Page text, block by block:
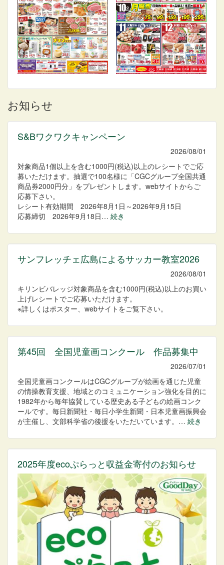
お知らせ
S&Bワクワクキャンペーン
2026/08/01
対象商品1個以上を含む1000円(税込)以上のレシートでご応
募いただけます。抽選で100名様に「CGCグループ全国共通
商品券2000円分」をプレゼントします。webサイトからご
応募下さい。
レシート有効期間 2026年8月1日～2026年9月15日
応募締切 2026年9月18日… 続き
サンフレッチェ広島によるサッカー教室2026
2026/08/01
キリンビバレッジ対象商品を含む1000円(税込)以上のお買い
上げレシートでご応募いただけます。
※詳しくはポスター、webサイトをご覧下さい。
第45回 全国児童画コンクール 作品募集中
2026/07/01
全国児童画コンクールはCGCグループが絵画を通じた児童
の情操教育支援、地域とのコミュニケーション強化を目的に
1982年から毎年協賛している歴史ある子どもの絵画コンク
ールです。毎日新聞社・毎日小学生新聞・日本児童画振興会
が主催し、文部科学省の後援をいただいています。… 続き
2025年度ecoぷらっと収益金寄付のお知らせ